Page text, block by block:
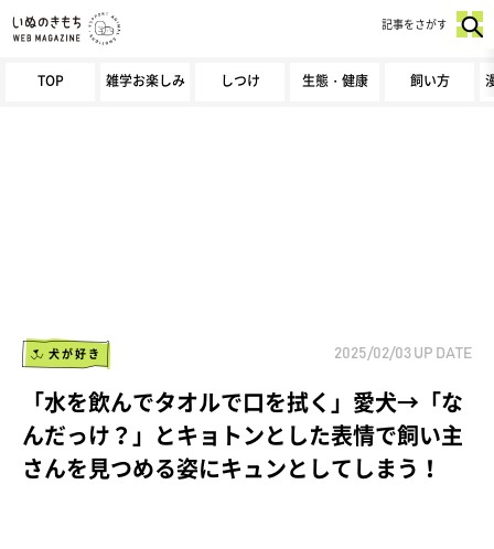
TOP 雑学お楽しみ しつけ 生態・健康 飼い方
記事をさがす
犬が好き 2025/02/03 UP DATE
「水を飲んでタオルで口を拭く」愛犬→「な
んだっけ？」とキョトンとした表情で飼い主
さんを見つめる姿にキュンとしてしまう！